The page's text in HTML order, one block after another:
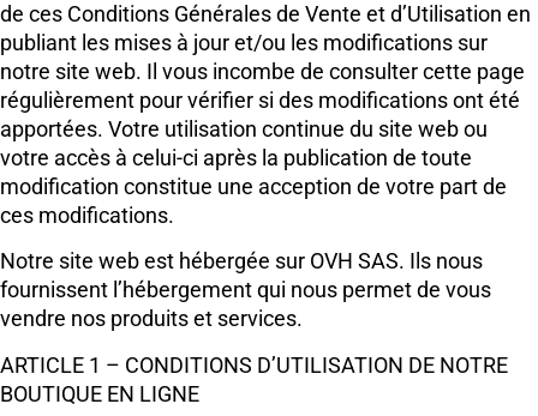
de ces Conditions Générales de Vente et d’Utilisation en
publiant les mises à jour et/ou les modifications sur
notre site web. Il vous incombe de consulter cette page
régulièrement pour vérifier si des modifications ont été
apportées. Votre utilisation continue du site web ou
votre accès à celui-ci après la publication de toute
modification constitue une acception de votre part de
ces modifications.
Notre site web est hébergée sur OVH SAS. Ils nous
fournissent l’hébergement qui nous permet de vous
vendre nos produits et services.
ARTICLE 1 – CONDITIONS D’UTILISATION DE NOTRE
BOUTIQUE EN LIGNE